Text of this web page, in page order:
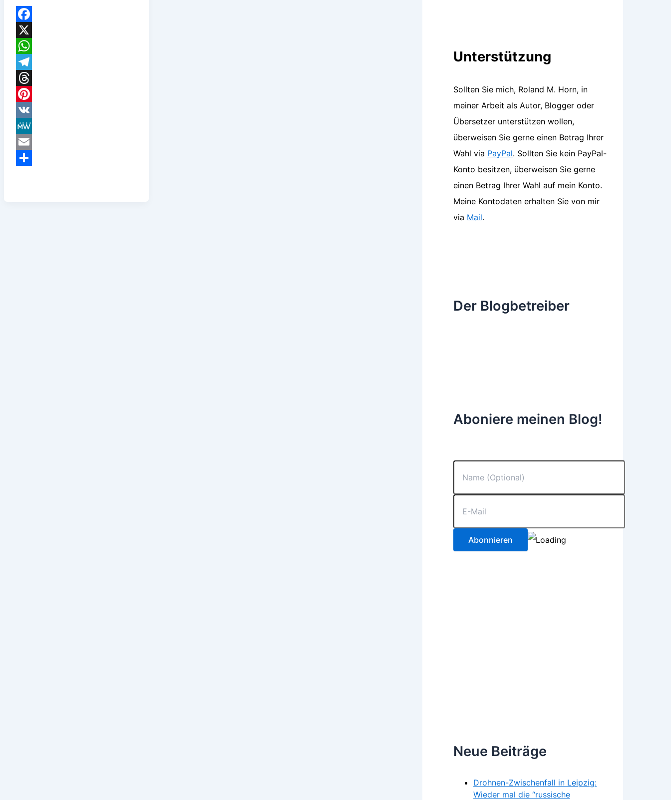
Facebook
X
WhatsApp
Telegram
Threads
Pinterest
VK
MeWe
Email
Unterstützung
Sollten Sie mich, Roland M. Horn, in
meiner Arbeit als Autor, Blogger oder
Übersetzer unterstützen wollen,
überweisen Sie gerne einen Betrag Ihrer
Wahl via PayPal. Sollten Sie kein PayPal-
Konto besitzen, überweisen Sie gerne
einen Betrag Ihrer Wahl auf mein Konto.
Meine Kontodaten erhalten Sie von mir
via Mail.
Der Blogbetreiber
Aboniere meinen Blog!
Neue Beiträge
Drohnen-Zwischenfall in Leipzig:
Wieder mal die “russische